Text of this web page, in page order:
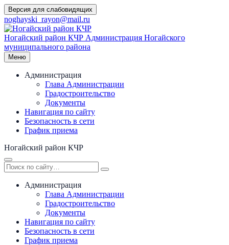
Перейти
к
содержимому
Версия для слабовидящих
noghayski_rayon@mail.ru
Ногайский район КЧР Администрация Ногайского
муниципального района
Меню
Администрация
Глава Администрации
Градостроительство
Документы
Навигация по сайту
Безопасность в сети
График приема
Ногайский район КЧР
Администрация
Глава Администрации
Градостроительство
Документы
Навигация по сайту
Безопасность в сети
График приема